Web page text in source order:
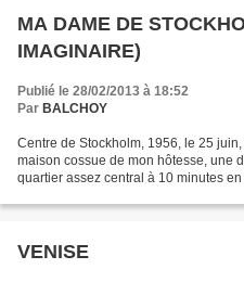
MA DAME DE
IMAGINAIRE)
Publié le 28/02/2013 à 18:52
Par BALCHOY
Centre de Stockholm, 1956, le 25
maison cossue de mon hôtesse, une
quartier assez central à 10 minutes
VENISE